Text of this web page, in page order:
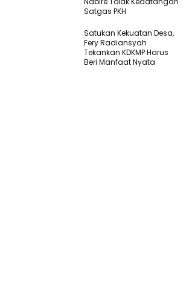
Satgas PKH
Satukan Kekuatan Desa,
Fery Radiansyah
Tekankan KDKMP Harus
Beri Manfaat Nyata